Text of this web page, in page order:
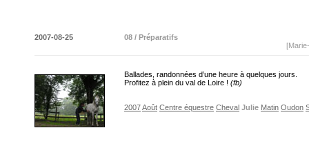
2007-08-25
08 / Préparatifs
Ballades, randonnées d’une heure à quelques jours.
Profitez à plein du val de Loire ! (fb)
2007Août Centre équestre Cheval Julie Matin Oudon